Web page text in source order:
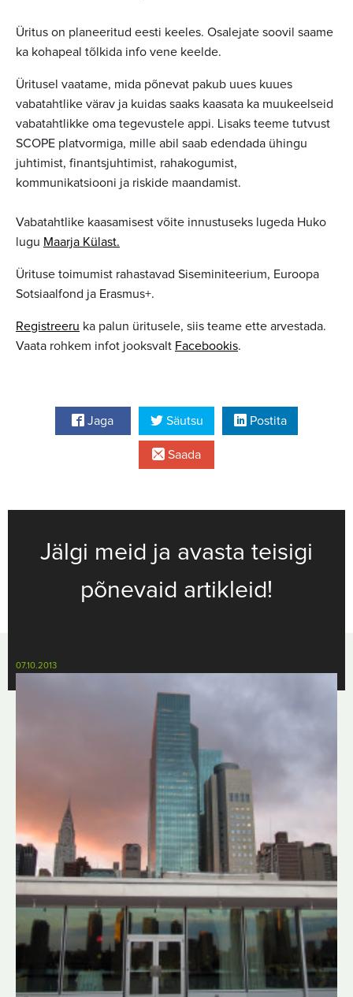
Üritus on planeeritud eesti keeles. Osalejate soovil saame
ka kohapeal tõlkida info vene keelde.
Üritusel vaatame, mida põnevat pakub uues kuues
vabatahtlike värav ja kuidas saaks kaasata ka muukeelseid
vabatahtlikke oma tegevustele appi. Lisaks teeme tutvust
SCOPE platvormiga, mille abil saab edendada ühingu
juhtimist, finantsjuhtimist, rahakogumist,
kommunikatsiooni ja riskide maandamist.
Vabatahtlike kaasamisest võite innustuseks lugeda Huko
lugu Maarja Külast.
Ürituse toimumist rahastavad Siseminiteerium, Euroopa
Sotsiaalfond ja Erasmus+.
Registreeru ka palun üritusele, siis teame ette arvestada.
Vaata rohkem infot jooksvalt Facebookis.
Jaga Säutsu Postita
Saada
Jälgi meid ja avasta teisigi
põnevaid artikleid!
07.10.2013